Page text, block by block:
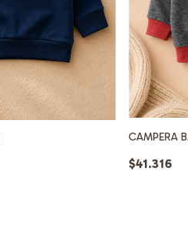
CAMPERA
$41.316